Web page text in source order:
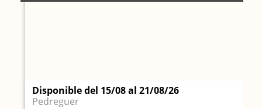
Disponible del 15/08 al 21/08/26
Pedreguer